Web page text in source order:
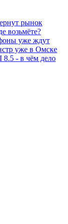
рынок
возьмёте?
уже ждут
уже в Омске
8.5 - в чём дело